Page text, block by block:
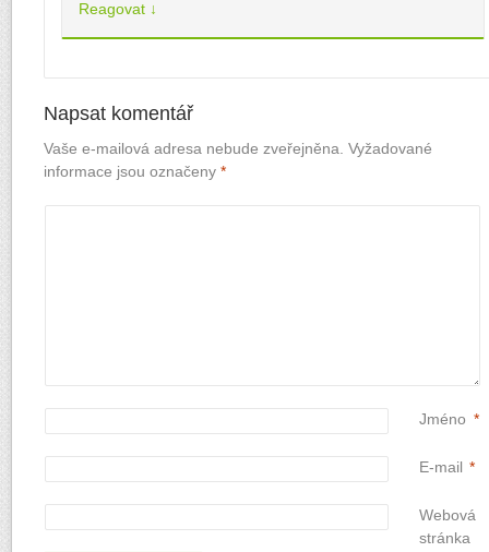
Reagovat ↓
Napsat komentář
Vaše e-mailová adresa nebude zveřejněna. Vyžadované
informace jsou označeny *
Jméno *
E-mail *
Webová
stránka